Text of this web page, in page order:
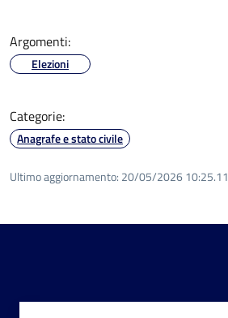
Argomenti:
Elezioni
Categorie:
Anagrafe e stato civile
Ultimo aggiornamento: 20/05/2026 10:25.11